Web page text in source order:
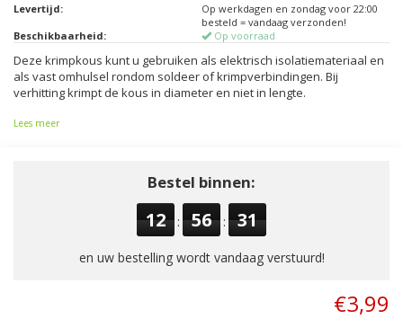
Levertijd:
Op werkdagen en zondag voor 22:00
besteld = vandaag verzonden!
Beschikbaarheid:
Op voorraad
Deze krimpkous kunt u gebruiken als elektrisch isolatiemateriaal en
als vast omhulsel rondom soldeer of krimpverbindingen. Bij
verhitting krimpt de kous in diameter en niet in lengte.
Lees meer
Bestel binnen:
12 : 56 : 30
en uw bestelling wordt vandaag verstuurd!
€3,99